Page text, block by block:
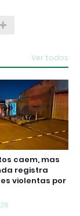
Ver todos
caem, mas
registra
violentas por